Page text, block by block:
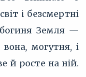
і безсмертні
Земля —
могутня, і
й росте на ній.